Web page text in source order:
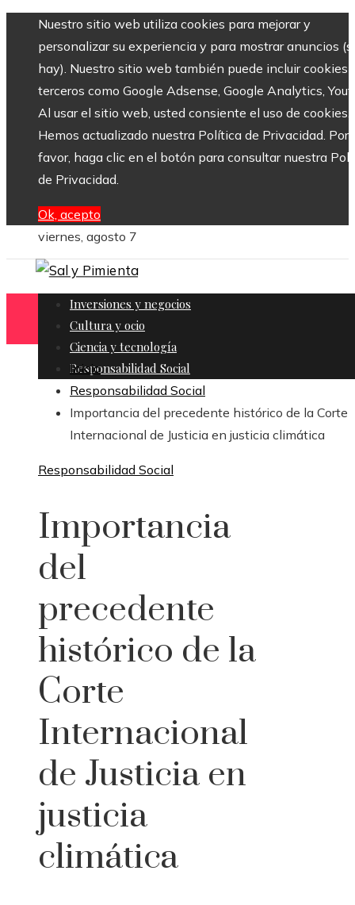
Nuestro sitio web utiliza cookies para mejorar y
personalizar su experiencia y para mostrar anuncios
hay). Nuestro sitio web también puede incluir cookies
terceros como Google Adsense, Google Analytics,
Al usar el sitio web, usted consiente el uso de cookies.
Hemos actualizado nuestra Política de Privacidad. Por
favor, haga clic en el botón para consultar nuestra
de Privacidad.
Ok, acepto
viernes, agosto 7
Inversiones y negocios
Cultura y ocio
Ciencia y tecnología
Responsabilidad Social
Inicio
Responsabilidad Social
Importancia del precedente histórico de la Corte
Internacional de Justicia en justicia climática
Responsabilidad Social
Importancia
del
precedente
histórico de la
Corte
Internacional
de Justicia en
justicia
climática